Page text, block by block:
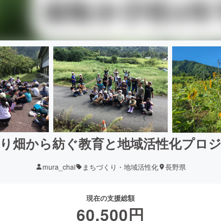
畑から紡ぐ教育と地域活性化プロ
mura_chai まちづくり・地域活性化 長野県
現在の支援総額
60,500円